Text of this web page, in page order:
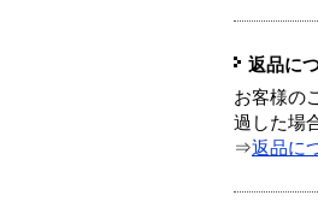
返品に
お客様の
過した場
⇒返品に